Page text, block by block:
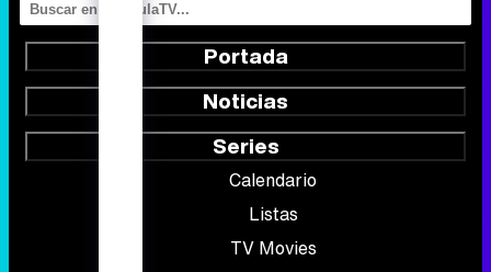
Portada
Noticias
Series
Calendario
Listas
TV Movies